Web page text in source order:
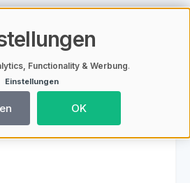
Anbeißen bringt
die jeden Fisch zum
Functionality & Werbung.
Einstellungen
OK